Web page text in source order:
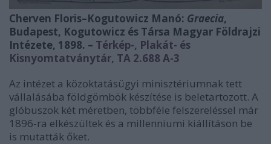
Cherven Floris–Kogutowicz Manó: Graecia,
Budapest, Kogutowicz és Társa Magyar Földrajzi
Intézete, 1898. – Térkép-, Plakát- és
Kisnyomtatványtár, TA 2.688 A-3
Az intézet a közoktatásügyi minisztériumnak tett
vállalásába földgömbök készítése is beletartozott. A
glóbuszok két méretben, többféle felszereléssel már
1896-ra elkészültek és a millenniumi kiállításon be
is mutatták őket.